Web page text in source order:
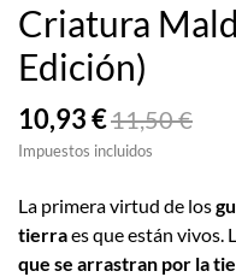
Criatura
Edición)
10,93 €11,50 €
Impuestos incluidos
La primera virtud de los
tierraes que están vivos.
que se arrastran por la